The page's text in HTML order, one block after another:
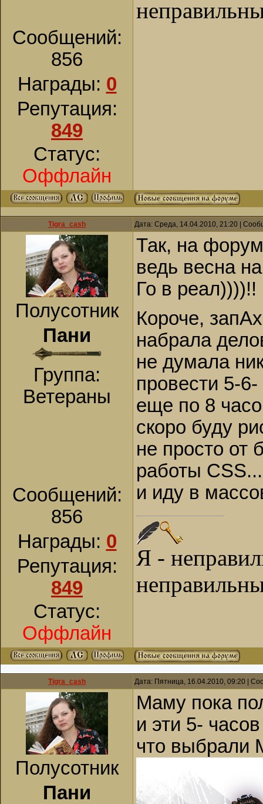
Сообщений:
856
Награды: 0
Репутация:
849
Статус:
Оффлайн
Tigra_cash Дата: Среда, 14.04.2010, 21:20 |
Полусотник
Пани
Группа:
Ветераны
Сообщений:
856
Награды: 0
Репутация:
849
Статус:
Оффлайн
Так, на
ведь весна
Го в реал))))!!
Короче,
набрала
не думала
провести 5-
еще по 8
скоро буду
не просто
работы СSS...
и иду в
Я -
Tigra_cash Дата: Пятница, 16.04.2010, 09:20 |
Полусотник
Пани
Маму пока
и эти 5-
что выбрали